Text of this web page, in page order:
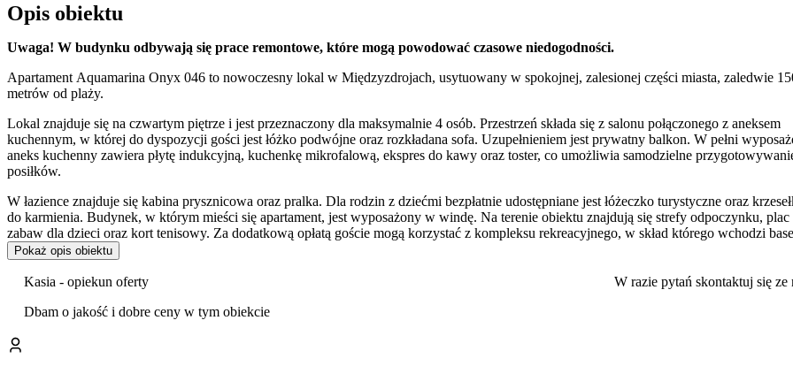
Opis obiektu
Uwaga! W budynku odbywają się prace remontowe, które mogą powodować czasowe niedogodności.
Apartament Aquamarina Onyx 046 to nowoczesny lokal w Międzyzdrojach, usytuowany w spokojnej, zalesionej części miasta, zaledwie
metrów od plaży.
Lokal znajduje się na czwartym piętrze i jest przeznaczony dla maksymalnie 4 osób. Przestrzeń składa się z salonu połączonego z aneksem
kuchennym, w której do dyspozycji gości jest łóżko podwójne oraz rozkładana sofa. Uzupełnieniem jest prywatny balkon. W pełni
aneks kuchenny zawiera płytę indukcyjną, kuchenkę mikrofalową, ekspres do kawy oraz toster, co umożliwia samodzielne
posiłków.
W łazience znajduje się kabina prysznicowa oraz pralka. Dla rodzin z dziećmi bezpłatnie udostępniane jest łóżeczko turystyczne oraz
do karmienia. Budynek, w którym mieści się apartament, jest wyposażony w windę. Na terenie obiektu znajdują się strefy odpoczynku, plac
zabaw dla dzieci oraz kort tenisowy. Za dodatkową opłatą goście mogą korzystać z kompleksu rekreacyjnego, w skład którego wchodzi
sauna oraz strefa wellness. Dostępna jest również wypożyczalnia rowerów. Goście szczególnie wysoko oceniają czystość oraz standard
Obiekt jest doskonałą bazą wypadową do zwiedzania Międzyzdrojów. Zaledwie 15-minutowy spacer dzieli gości od głównych atrakcji
Wolińskiego Parku Narodowego.
Do dyspozycji gości jest bezpłatny dostęp do internetu oraz telewizor z funkcją Smart TV. Obiekt akceptuje pobyt zwierząt domowych za
dodatkową opłatą. Dostępne jest również prywatne miejsce parkingowe, które wymaga wcześniejszej rezerwacji i jest dodatkowo płatne.
Pokaż opis obiektu
Kasia - opiekun oferty
Dbam o jakość i dobre ceny w tym obiekcie
W razie pytań skontaktuj się ze